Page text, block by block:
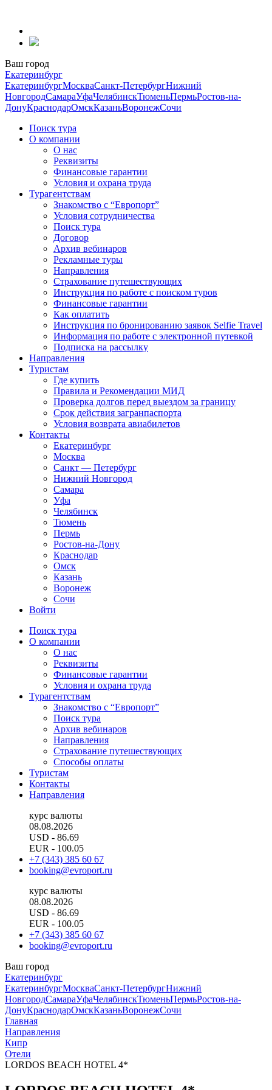
содержанию
Ваш город
Екатеринбург
ЕкатеринбургМоскваСанкт-ПетербургНижний
НовгородСамараУфаЧелябинскТюменьПермьРостов-на-
ДонуКраснодарОмскКазаньВоронежСочи
Поиск тура
О компании
О нас
Реквизиты
Финансовые гарантии
Условия и охрана труда
Турагентствам
Знакомство с “Европорт”
Условия сотрудничества
Поиск тура
Договор
Архив вебинаров
Рекламные туры
Направления
Страхование путешествующих
Инструкция по работе с поиском туров
Финансовые гарантии
Как оплатить
Инструкция по бронированию заявок Selfie Travel
Информация по работе с электронной путевкой
Подписка на рассылку
Направления
Туристам
Где купить
Правила и Рекомендации МИД
Проверка долгов перед выездом за границу
Срок действия загранпаспорта
Условия возврата авиабилетов
Контакты
Екатеринбург
Москва
Санкт — Петербург
Нижний Новгород
Самара
Уфа
Челябинск
Тюмень
Пермь
Ростов-на-Дону
Краснодар
Омск
Казань
Воронеж
Сочи
Войти
Поиск тура
О компании
О нас
Реквизиты
Финансовые гарантии
Условия и охрана труда
Турагентствам
Знакомство с “Европорт”
Поиск тура
Архив вебинаров
Направления
Страхование путешествующих
Способы оплаты
Туристам
Контакты
Направления
курс валюты
08.08.2026
USD - 86.69
EUR - 100.05
+7 (343) 385 60 67
booking@evroport.ru
курс валюты
08.08.2026
USD - 86.69
EUR - 100.05
+7 (343) 385 60 67
booking@evroport.ru
Ваш город
Екатеринбург
ЕкатеринбургМоскваСанкт-ПетербургНижний
НовгородСамараУфаЧелябинскТюменьПермьРостов-на-
ДонуКраснодарОмскКазаньВоронежСочи
Главная
Направления
Кипр
Отели
LORDOS BEACH HOTEL 4*